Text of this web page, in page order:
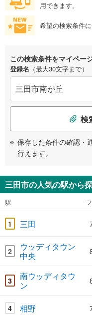
用できます。
希望の検索条件
この検索条件をマイペー
登録名 （最大30文字まで）
検
保存した条件の確認・
行えます。
三田市の人気の駅から
駅
1 三田
2
ウッディタウン
中央
3
南ウッディタウ
ン
4 相野